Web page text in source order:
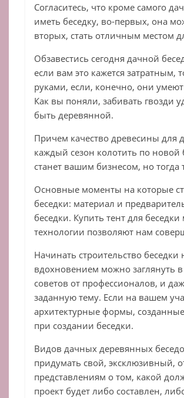
Согласитесь, что кроме самого
иметь беседку, во-первых, она
вторых, стать отличным местом
Обзавестись сегодня дачной
если вам это кажется
руками, если, конечно, они
Как вы поняли, забивать гвозди
быть деревянной.
Причем качество древесины для
каждый сезон колотить по новой
станет вашим бизнесом, но тогда
Основные моменты на которые
беседки: материал и
беседки. Купить тент для
технологии позволяют нам
Начинать строительство
вдохновением можно заглянуть
советов от профессионалов, и
заданную тему. Если на вашем
архитектурные формы,
при создании беседки.
Видов дачных деревянных
придумать свой, эксклюзивный,
представлениям о том, какой
проект будет либо составлен,